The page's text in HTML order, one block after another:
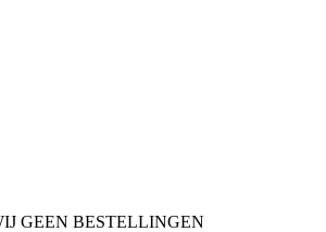
GEEN BESTELLINGEN